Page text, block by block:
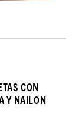
CON
Y NAILON